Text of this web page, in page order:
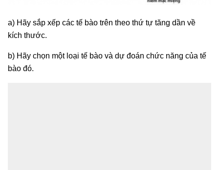
a) Hãy sắp xếp các tế bào trên theo thứ tự tăng dần về
kích thước.
b) Hãy chọn một loại tế bào và dự đoán chức năng của tế
bào đó.